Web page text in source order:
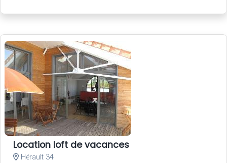
Location loft de vacances
Hérault 34